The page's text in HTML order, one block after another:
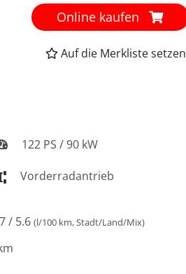
Online kaufen
Auf die Merkliste setzen
122 PS / 90 kW
Vorderradantrieb
/ 5.6 (l/100 km, Stadt/Land/Mix)